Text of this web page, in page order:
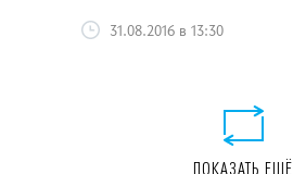
31.08.2016 в 13:30
ПОКАЗАТЬ ЕЩЁ